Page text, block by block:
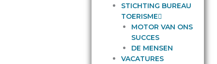
STICHTING BUREAU
TOERISME
MOTOR VAN ONS
SUCCES
DE MENSEN
VACATURES